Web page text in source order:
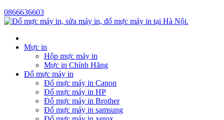
0866636603
Mực in
Hộp mực máy in
Mực in Chính Hãng
Đổ mực máy in
Đổ mực máy in Canon
Đổ mực máy in HP
Đổ mực máy in Brother
Đổ mực máy in samsung